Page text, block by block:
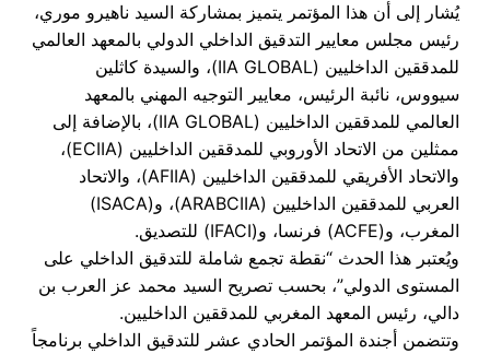
يُشار إلى أن هذا المؤتمر يتميز بمشاركة السيد ناهيرو موري،
رئيس مجلس معايير التدقيق الداخلي الدولي بالمعهد العالمي
للمدققين الداخليين (IIA GLOBAL)، والسيدة كاثلين
سيووس، نائبة الرئيس، معايير التوجيه المهني بالمعهد
العالمي للمدققين الداخليين (IIA GLOBAL)، بالإضافة إلى
ممثلين من الاتحاد الأوروبي للمدققين الداخليين (ECIIA)،
والاتحاد الأفريقي للمدققين الداخليين (AFIIA)، والاتحاد
العربي للمدققين الداخليين (ARABCIIA)، و(ISACA)
المغرب، و(ACFE) فرنسا، و(IFACI) للتصديق.
ويُعتبر هذا الحدث “نقطة تجمع شاملة للتدقيق الداخلي على
المستوى الدولي”، بحسب تصريح السيد محمد عز العرب بن
دالي، رئيس المعهد المغربي للمدققين الداخليين.
وتتضمن أجندة المؤتمر الحادي عشر للتدقيق الداخلي برنامجاً